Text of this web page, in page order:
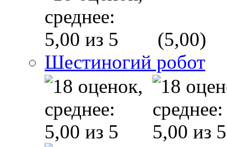
(5,00)
Шестиногий робот